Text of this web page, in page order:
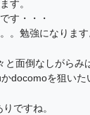
す。
す・・・
。勉強になります
と面倒なしがらみ
docomoを狙いた
ですね。